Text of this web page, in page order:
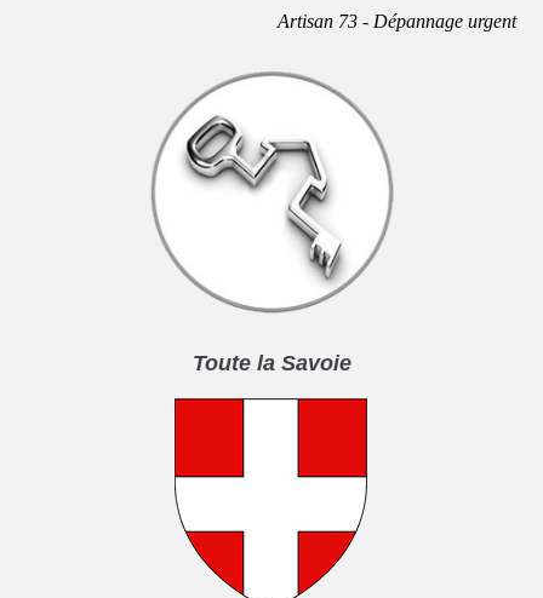
Artisan 73 - Dépannage urgent
Toute la Savoie